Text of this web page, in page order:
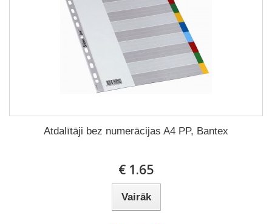
Atdalītāji bez numerācijas A4 PP, Bantex
€ 1.65
Vairāk